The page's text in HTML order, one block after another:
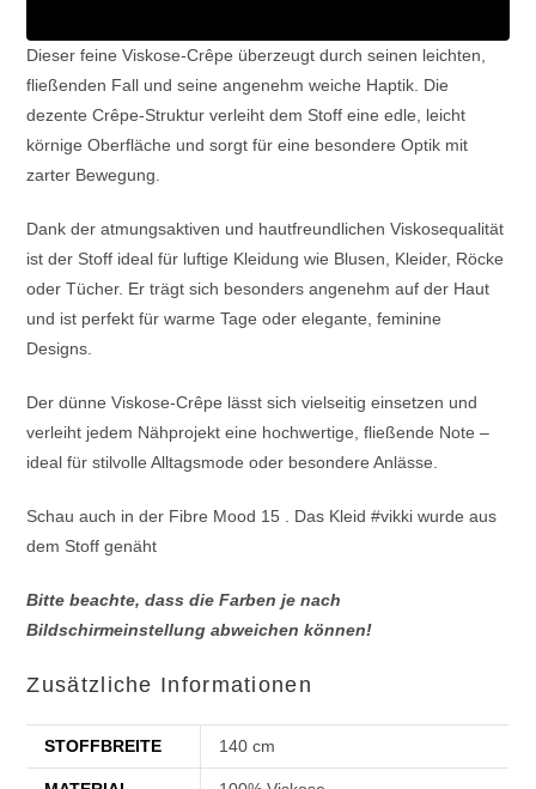
Dieser feine Viskose-Crêpe überzeugt durch seinen leichten,
fließenden Fall und seine angenehm weiche Haptik. Die
dezente Crêpe-Struktur verleiht dem Stoff eine edle, leicht
körnige Oberfläche und sorgt für eine besondere Optik mit
zarter Bewegung.
Dank der atmungsaktiven und hautfreundlichen Viskosequalität
ist der Stoff ideal für luftige Kleidung wie Blusen, Kleider, Röcke
oder Tücher. Er trägt sich besonders angenehm auf der Haut
und ist perfekt für warme Tage oder elegante, feminine
Designs.
Der dünne Viskose-Crêpe lässt sich vielseitig einsetzen und
verleiht jedem Nähprojekt eine hochwertige, fließende Note –
ideal für stilvolle Alltagsmode oder besondere Anlässe.
Schau auch in der Fibre Mood 15 . Das Kleid #vikki wurde aus
dem Stoff genäht
Bitte beachte, dass die Farben je nach
Bildschirmeinstellung abweichen können!
Zusätzliche Informationen
STOFFBREITE 140 cm